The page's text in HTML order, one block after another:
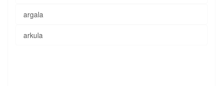
argala
arkula